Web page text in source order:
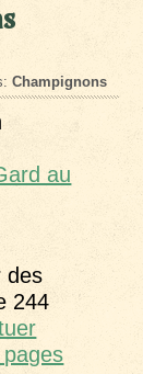
Champignons
au
des
244